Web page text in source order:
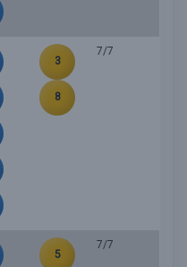
3
8
7/7
5
7/7